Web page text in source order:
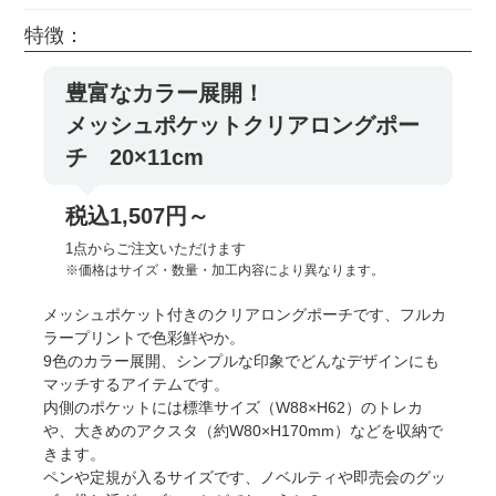
特徴：
豊富なカラー展開！
メッシュポケットクリアロングポー
チ 20×11cm
税込1,507円～
1点からご注文いただけます
※価格はサイズ・数量・加工内容により異なります。
メッシュポケット付きのクリアロングポーチです、フルカ
ラープリントで色彩鮮やか。
9色のカラー展開、シンプルな印象でどんなデザインにも
マッチするアイテムです。
内側のポケットには標準サイズ（W88×H62）のトレカ
や、大きめのアクスタ（約W80×H170mm）などを収納で
きます。
ペンや定規が入るサイズです、ノベルティや即売会のグッ